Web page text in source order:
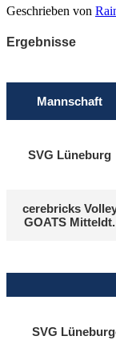
Geschrieben von
Ergebnisse
Mannschaft
SVG Lüneburg
cerebricks
GOATS Mitteldt.
SVG Lüneburg